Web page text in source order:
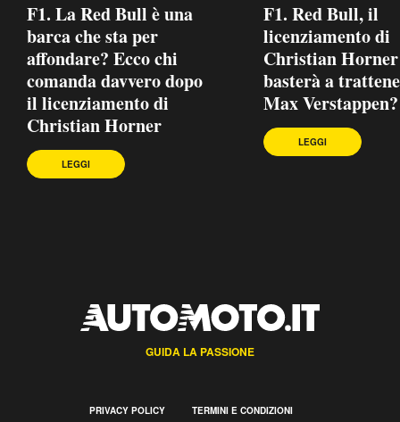
F1. La Red Bull è una
barca che sta per
affondare? Ecco chi
comanda davvero dopo
il licenziamento di
Christian Horner
LEGGI
F1. Red Bull, il
licenziamento di
Christian Horner
basterà a
Max Verstappen?
LEGGI
GUIDA LA PASSIONE
PRIVACY POLICY TERMINI E CONDIZIONI